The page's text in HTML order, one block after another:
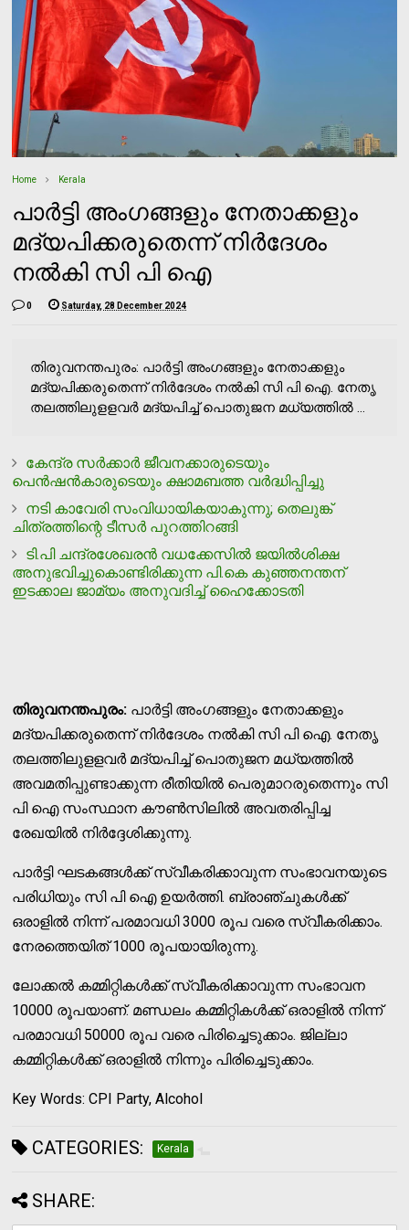
Home Kerala
പാര്‍ട്ടി അംഗങ്ങളും നേതാക്കളും
മദ്യപിക്കരുതെന്ന് നിര്‍ദേശം
നല്‍കി സി പി ഐ
0 Saturday, 28 December 2024
തിരുവനന്തപുരം: പാര്‍ട്ടി അംഗങ്ങളും നേതാക്കളും
മദ്യപിക്കരുതെന്ന് നിര്‍ദേശം നല്‍കി സി പി ഐ. നേതൃ
തലത്തിലുളളവര്‍ മദ്യപിച്ച് പൊതുജന മധ്യത്തില്‍ ...
കേന്ദ്ര സര്‍ക്കാര്‍ ജീവനക്കാരുടെയും
പെന്‍ഷന്‍കാരുടെയും ക്ഷാമബത്ത വര്‍ദ്ധിപ്പിച്ചു
നടി കാവേരി സംവിധായികയാകുന്നു; തെലുങ്ക്
ചിത്രത്തിന്റെ ടീസര്‍ പുറത്തിറങ്ങി
ടി.പി ചന്ദ്രശേഖരന്‍ വധക്കേസില്‍ ജയില്‍ശിക്ഷ
അനുഭവിച്ചുകൊണ്ടിരിക്കുന്ന പി.കെ കുഞ്ഞനന്തന്
ഇടക്കാല ജാമ്യം അനുവദിച്ച് ഹൈക്കോടതി
തിരുവനന്തപുരം: പാര്‍ട്ടി അംഗങ്ങളും നേതാക്കളും
മദ്യപിക്കരുതെന്ന് നിര്‍ദേശം നല്‍കി സി പി ഐ. നേതൃ
തലത്തിലുളളവര്‍ മദ്യപിച്ച് പൊതുജന മധ്യത്തില്‍
അവമതിപ്പുണ്ടാക്കുന്ന രീതിയില്‍ പെരുമാറരുതെന്നും സി
പി ഐ സംസ്ഥാന കൗണ്‍സിലില്‍ അവതരിപ്പിച്ച
രേഖയില്‍ നിര്‍ദ്ദേശിക്കുന്നു.
പാര്‍ട്ടി ഘടകങ്ങള്‍ക്ക് സ്വീകരിക്കാവുന്ന സംഭാവനയുടെ
പരിധിയും സി പി ഐ ഉയര്‍ത്തി. ബ്രാഞ്ചുകള്‍ക്ക്
ഒരാളില്‍ നിന്ന് പരമാവധി 3000 രൂപ വരെ സ്വീകരിക്കാം.
നേരത്തെയിത് 1000 രൂപയായിരുന്നു.
ലോക്കല്‍ കമ്മിറ്റികള്‍ക്ക് സ്വീകരിക്കാവുന്ന സംഭാവന
10000 രൂപയാണ്. മണ്ഡലം കമ്മിറ്റികള്‍ക്ക് ഒരാളില്‍ നിന്ന്
പരമാവധി 50000 രൂപ വരെ പിരിച്ചെടുക്കാം. ജില്ലാ
കമ്മിറ്റികള്‍ക്ക് ഒരാളില്‍ നിന്നും പിരിച്ചെടുക്കാം.
Key Words: CPI Party, Alcohol
CATEGORIES: Kerala
SHARE: